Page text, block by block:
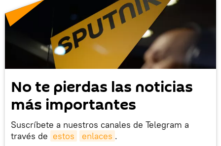
No te pierdas las noticias
más importantes
Suscríbete a nuestros canales de Telegram a
través de estos enlaces .